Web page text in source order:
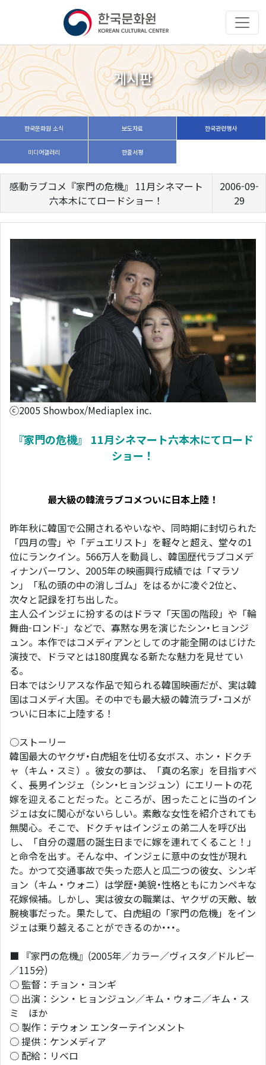
게시판
한국문화원 소식 보도자료 한국관련행사
미디어갤러리 한줄서평
感動ラブコメ『家門の危機』 11月シネマート
六本木にてロードショー！
2006-09-
29
ⓒ2005 Showbox/Mediaplex inc.
『家門の危機』 11月シネマート六本木にてロード
ショー！
最大級の韓流ラブコメついに日本上陸！
昨年秋に韓国で公開されるやいなや、同時期に封切られた
「四月の雪」や「デュエリスト」を軽々と超え、堂々の1
位にランクイン。566万人を動員し、韓国歴代ラブコメデ
ィナンバーワン、2005年の映画興行成績では「マラソ
ン」「私の頭の中の消しゴム」をはるかに凌ぐ2位と、
次々と記録を打ち出した。
主人公インジェに扮するのはドラマ「天国の階段」や「輪
舞曲-ロンド-」などで、寡黙な男を演じたシン･ヒョンジ
ュン。本作ではコメディアンとしての才能全開のはじけた
演技で、ドラマとは180度異なる新たな魅力を見せてい
る。
日本ではシリアスな作品で知られる韓国映画だが、実は韓
国はコメディ大国。その中でも最大級の韓流ラブ･コメが
ついに日本に上陸する！
○ストーリー
韓国最大のヤクザ･白虎組を仕切る女ボス、ホン・ドクチ
ャ（キム・スミ）。彼女の夢は、「真の名家」を目指すべ
く、長男インジェ（シン･ヒョンジュン）にエリートの花
嫁を迎えることだった。ところが、困ったことに当のイン
ジェは女に関心がないらしい。素敵な女性を紹介されても
無関心。そこで、ドクチャはインジェの弟二人を呼び出
し、「自分の還暦の誕生日までに嫁を連れてくること！」
と命令を出す。そんな中、インジェに意中の女性が現れ
た。かつて交通事故で失った恋人と瓜二つの彼女、シンギ
ョン（キム・ウォニ）は学歴･美貌･性格ともにカンペキな
花嫁候補。しかし、実は彼女の職業は、ヤクザの天敵、敏
腕検事だった。果たして、白虎組の「家門の危機」をイン
ジェは乗り越えることができるのか･･･。
■ 『家門の危機』(2005年／カラー／ヴィスタ／ドルビー
／115分)
○ 監督：チョン・ヨンギ
○ 出演：シン・ヒョンジュン／キム・ウォニ／キム・ス
ミ ほか
○ 製作：テウォン エンターテインメント
○ 提供：ケンメディア
○ 配給：リベロ